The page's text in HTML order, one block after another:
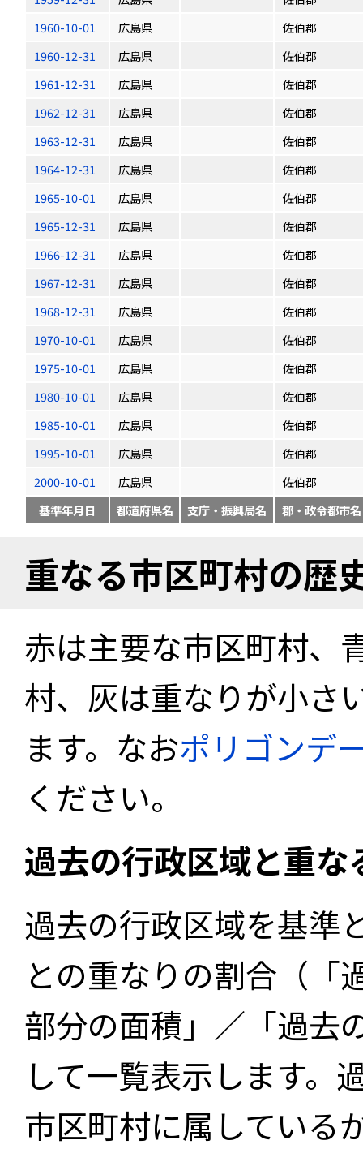
1960-10-01
広島県
佐伯郡
1960-12-31
広島県
佐伯郡
1961-12-31
広島県
佐伯郡
1962-12-31
広島県
佐伯郡
1963-12-31
広島県
佐伯郡
1964-12-31
広島県
佐伯郡
1965-10-01
広島県
佐伯郡
1965-12-31
広島県
佐伯郡
1966-12-31
広島県
佐伯郡
1967-12-31
広島県
佐伯郡
1968-12-31
広島県
佐伯郡
1970-10-01
広島県
佐伯郡
1975-10-01
広島県
佐伯郡
1980-10-01
広島県
佐伯郡
1985-10-01
広島県
佐伯郡
1995-10-01
広島県
佐伯郡
2000-10-01
広島県
佐伯郡
基準年月日
都道府県名 支庁・振興局名 郡・政令都市名
重なる市区町村の歴
赤は主要な市区町村、
村、灰は重なりが小さ
ます。なおポリゴンデ
ください。
過去の行政区域と重
過去の行政区域を基準
との重なりの割合（「
部分の面積」／「過去
して一覧表示します。
市区町村に属している